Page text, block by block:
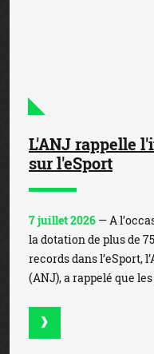
record de mises de la
s’élevait à 587 millions
groupe, 650 millions
Pétanque : neuf